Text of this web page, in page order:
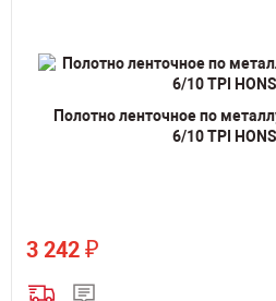
Полотно ленточное по
6/10 TPI
3 242 ₽